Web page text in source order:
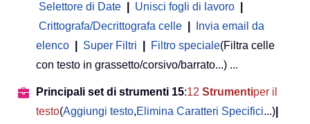
Selettore di Date
Unisci fogli di lavoro
Crittografa/Decrittografa celle
Invia email da
elenco
Super Filtri Filtro speciale(Filtra celle
con testo in grassetto/corsivo/barrato...) ...
Principali set di strumenti 15:12 Strumentiper il
testo(Aggiungi testo,Elimina Caratteri Specifici...)